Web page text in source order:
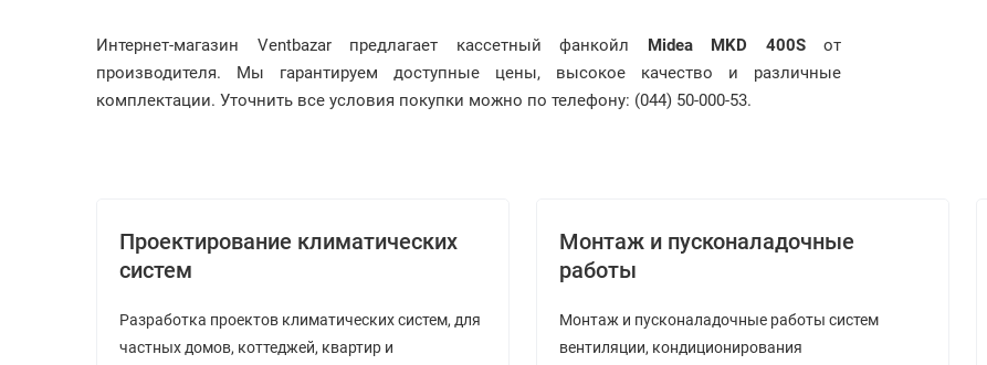
Интернет-магазин Ventbazar предлагает кассетный фанкойл Midea MKD 400Sот
производителя. Мы гарантируем доступные цены, высокое качество и различные
комплектации. Уточнить все условия покупки можно по телефону: (044) 50-000-53.
Проектирование климатических
систем
Разработка проектов климатических систем, для
частных домов, коттеджей, квартир и
Монтаж и пусконаладочные
работы
Монтаж и пусконаладочные работы систем
вентиляции, кондиционирования